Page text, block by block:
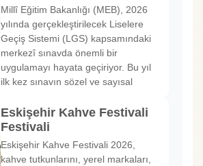
Millî Eğitim Bakanlığı (MEB), 2026
yılında gerçekleştirilecek Liselere
Geçiş Sistemi (LGS) kapsamındaki
merkezî sınavda önemli bir
uygulamayı hayata geçiriyor. Bu yıl
ilk kez sınavın sözel ve sayısal
Eskişehir Kahve Festivali
Festivali
Eskişehir Kahve Festivali 2026,
kahve tutkunlarını, yerel markaları,